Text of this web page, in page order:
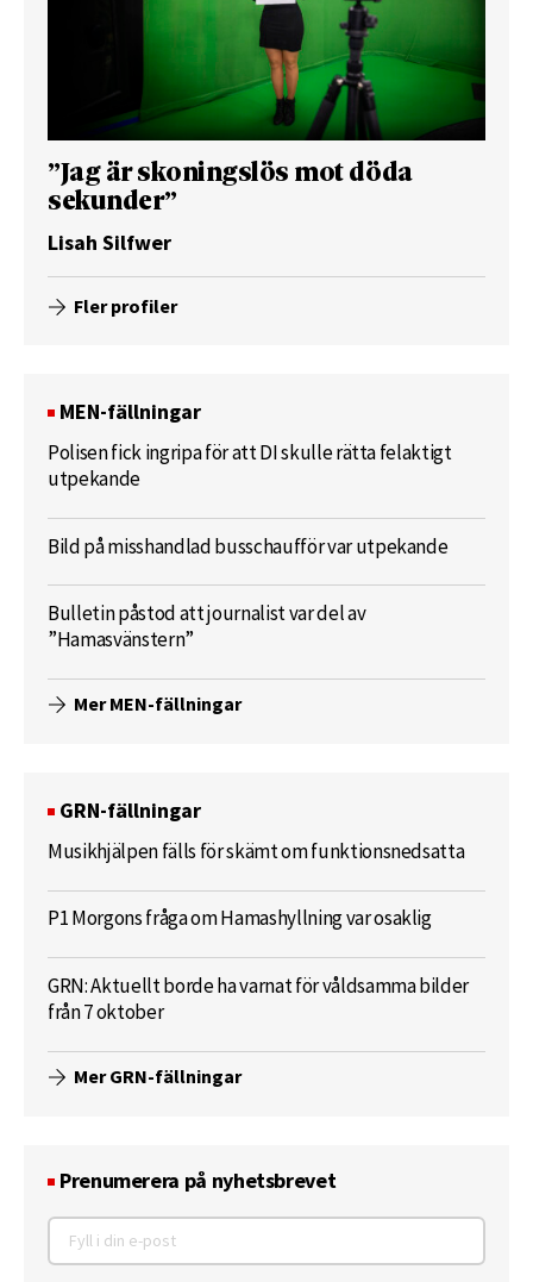
”Jag är skoningslös mot döda
sekunder”
Lisah Silfwer
Fler profiler
MEN-fällningar
Polisen fick ingripa för att DI skulle rätta felaktigt
utpekande
Bild på misshandlad busschaufför var utpekande
Bulletin påstod att journalist var del av
”Hamasvänstern”
Mer MEN-fällningar
GRN-fällningar
Musikhjälpen fälls för skämt om funktionsnedsatta
P1 Morgons fråga om Hamashyllning var osaklig
GRN: Aktuellt borde ha varnat för våldsamma bilder
från 7 oktober
Mer GRN-fällningar
Prenumerera på nyhetsbrevet